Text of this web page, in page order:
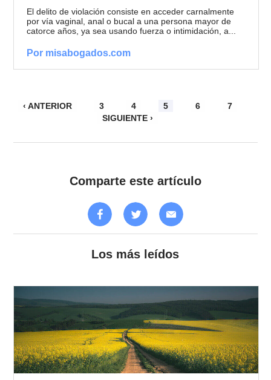
El delito de violación consiste en acceder carnalmente
por vía vaginal, anal o bucal a una persona mayor de
catorce años, ya sea usando fuerza o intimidación, a...
Por misabogados.com
‹ ANTERIOR 3 4 5 6
7
SIGUIENTE ›
Comparte este artículo
Los más leídos